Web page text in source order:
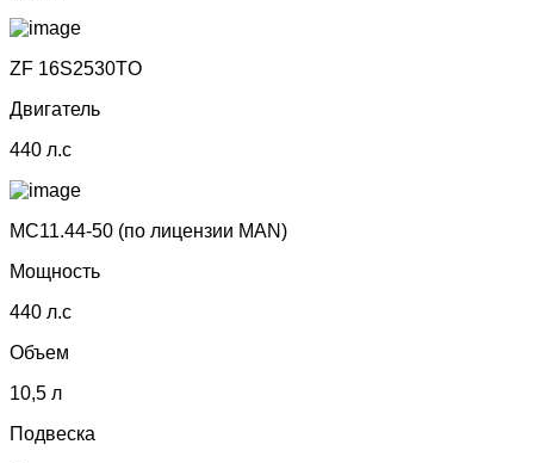
ZF 16S2530TO
Двигатель
440 л.с
MC11.44-50 (по лицензии МАN)
Мощность
440 л.с
Объем
10,5 л
Подвеска